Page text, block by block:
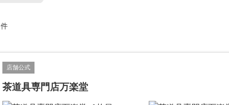
件
店舗公式
茶道具専門店万楽堂